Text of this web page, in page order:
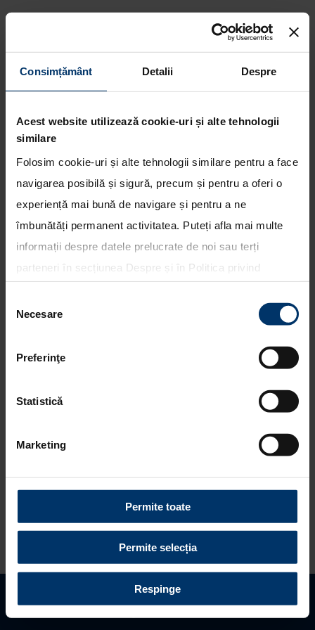
Consimțământ Detalii Despre
Acest website utilizează cookie-uri și alte tehnologii
similare
Folosim cookie-uri și alte tehnologii similare pentru a face
navigarea posibilă și sigură, precum și pentru a oferi o
experiență mai bună de navigare și pentru a ne
îmbunătăți permanent activitatea. Puteți afla mai multe
informații despre datele prelucrate de noi sau terți
parteneri în secțiunea Despre și în Politica privind
toate cookie-urile, una sau mai multe categorii sau să
corespunzător. Fac excepție cookie-urile necesare, care
sunt activate automat, conform legislației în vigoare.
consimțământului
Necesare
Preferinţe
Statistică
Marketing
Permite toate
Permite selecția
Respinge
Echipa Hyundai Shell World
Rally a avut o prima zi
solicitanta in etapa WRC din
Sardinia
Hänninen ocupand primele doua
locuri pe PS2 si PS3.
Hayden Paddon a avut un debut bun